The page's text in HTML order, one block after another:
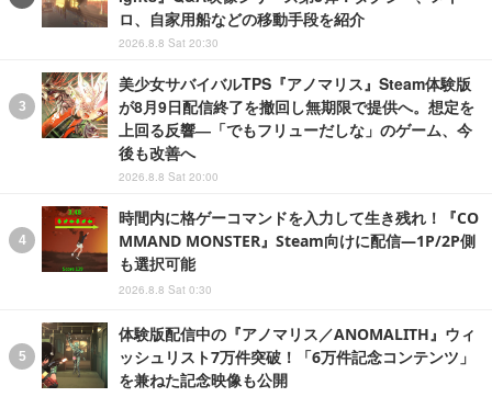
ロ、自家用船などの移動手段を紹介
2026.8.8 Sat 20:30
美少女サバイバルTPS『アノマリス』Steam体験版
が8月9日配信終了を撤回し無期限で提供へ。想定を
上回る反響―「でもフリューだしな」のゲーム、今
後も改善へ
2026.8.8 Sat 20:00
時間内に格ゲーコマンドを入力して生き残れ！『CO
MMAND MONSTER』Steam向けに配信―1P/2P側
も選択可能
2026.8.8 Sat 0:30
体験版配信中の『アノマリス／ANOMALITH』ウィ
ッシュリスト7万件突破！「6万件記念コンテンツ」
を兼ねた記念映像も公開